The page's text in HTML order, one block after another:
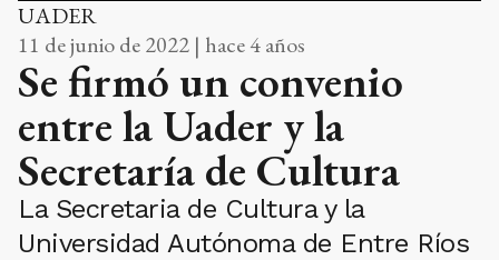
UADER
11 de junio de 2022 | hace 4 años
Se firmó un convenio
entre la Uader y la
Secretaría de Cultura
La Secretaria de Cultura y la
Universidad Autónoma de Entre Ríos